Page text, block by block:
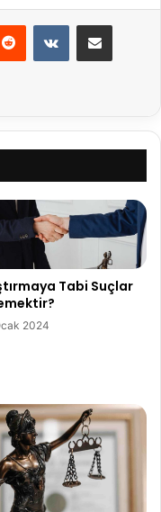
Reddit VKontakteE-Posta ile paylaş
Tabi Suçlar
2024